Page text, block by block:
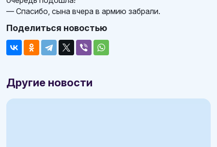
— Спасибо, сына вчера в армию забрали.
Поделиться новостью
Другие новости